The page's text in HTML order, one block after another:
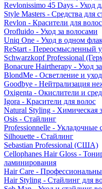
Revlonissimo 45 Days - Уход
Style Masters - Средства для
Revlon - Красители для волос
Orofluido - Уход за волосами
Uniq One - Уход в одном
ReStart - Переосмысленный
Schwarzkopf Professional
Bonacure Hairtherapy - Уход
BlondMe - Осветление и
Goodbye - Нейтрализация
Oxigenta - Окислители и
Igora - Красители для волос
Natural Styling - Химическая
Osis - Стайлинг
Professionnelle - Укладочные
Silhouette - Стайлинг
Sebastian Professional (США)
Cellophanes Hair Gloss -
ламинирования
Hair Care -
Hair Styling - Стайлинг для